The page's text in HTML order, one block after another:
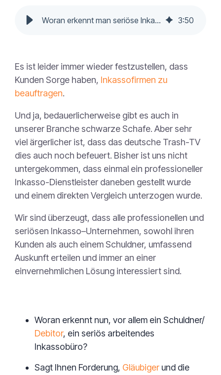
Woran erkennt man seriöse Inkassobriefe? 3:50
Es ist leider immer wieder festzustellen, dass
Kunden Sorge haben, Inkassofirmen zu
beauftragen.
Und ja, bedauerlicherweise gibt es auch in
unserer Branche schwarze Schafe. Aber sehr
viel ärgerlicher ist, dass das deutsche Trash-TV
dies auch noch befeuert. Bisher ist uns nicht
untergekommen, dass einmal ein professioneller
Inkasso-Dienstleister daneben gestellt wurde
und einem direkten Vergleich unterzogen wurde.
Wir sind überzeugt, dass alle professionellen und
seriösen Inkasso–Unternehmen, sowohl ihren
Kunden als auch einem Schuldner, umfassend
Auskunft erteilen und immer an einer
einvernehmlichen Lösung interessiert sind.
Woran erkennt nun, vor allem ein Schuldner/
Debitor, ein seriös arbeitendes
Inkassobüro?
Sagt Ihnen Forderung, Gläubiger und die